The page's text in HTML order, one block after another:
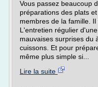
Vous passez beaucoup
préparations des plats
membres de la famille.
L'entretien régulier
mauvaises surprises du
cuissons. Et pour
même plus simple si...
Lire la suite